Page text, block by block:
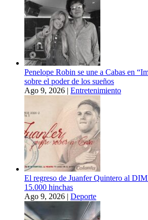
Penelope Robin se une a Cabas en
sobre el poder de los sueños
Ago 9, 2026 | Entretenimiento
El regreso de Juanfer Quintero al
15.000 hinchas
Ago 9, 2026 | Deporte